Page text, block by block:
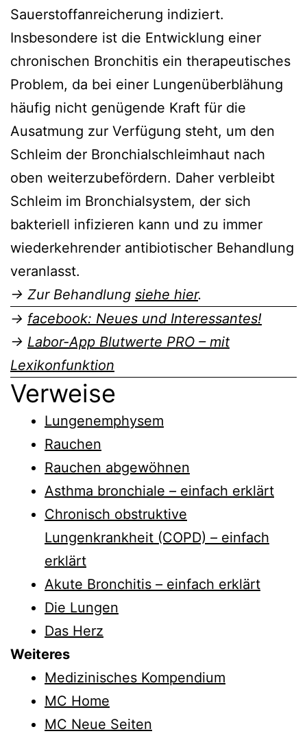
Sauerstoffanreicherung indiziert.
Insbesondere ist die Entwicklung einer
chronischen Bronchitis ein therapeutisches
Problem, da bei einer Lungenüberblähung
häufig nicht genügende Kraft für die
Ausatmung zur Verfügung steht, um den
Schleim der Bronchialschleimhaut nach
oben weiterzubefördern. Daher verbleibt
Schleim im Bronchialsystem, der sich
bakteriell infizieren kann und zu immer
wiederkehrender antibiotischer Behandlung
veranlasst.
→ Zur Behandlung siehe hier.
→ facebook: Neues und Interessantes!
→ Labor-App Blutwerte PRO – mit
Lexikonfunktion
Verweise
Lungenemphysem
Rauchen
Rauchen abgewöhnen
Asthma bronchiale –einfach erklärt
Chronisch obstruktive
Lungenkrankheit (COPD) –einfach
erklärt
Akute Bronchitis –einfach erklärt
Die Lungen
Das Herz
Weiteres
Medizinisches Kompendium
MC Home
MC Neue Seiten